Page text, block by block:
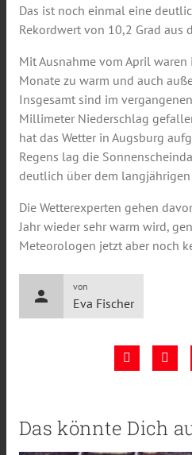
Das ist noch einmal eine
Rekordwert von 10,2 Grad aus
Mit Ausnahme vom April
Monate zu warm und auch
Insgesamt sind im
Millimeter Niederschlag
hat das Wetter in Augsburg
Regens lag die
deutlich über dem
Die Wetterexperten gehen
Jahr wieder sehr warm wird,
Meteorologen jetzt aber noch
person
von
Eva Fischer
Das könnte Dich